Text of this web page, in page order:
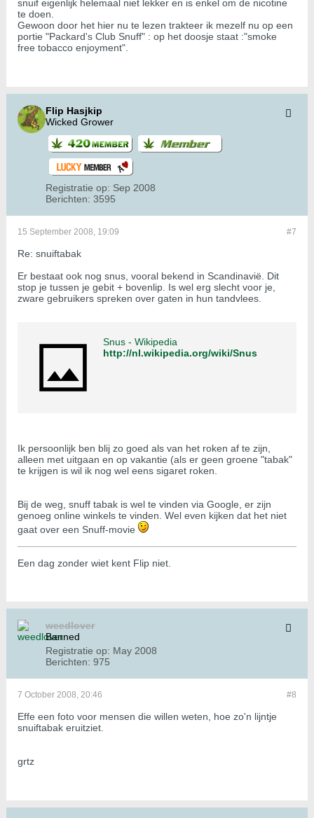
snuif eigenlijk helemaal niet lekker en is enkel om de nicotine
te doen.
Gewoon door het hier nu te lezen trakteer ik mezelf nu op een
portie "Packard's Club Snuff" : op het doosje staat :"smoke
free tobacco enjoyment".
Flip Hasjkip
Wicked Grower
Registratie op: Sep 2008
Berichten: 3595
#7
15 September 2008, 19:09
Re: snuiftabak
Er bestaat ook nog snus, vooral bekend in Scandinavië. Dit
stop je tussen je gebit + bovenlip. Is wel erg slecht voor je,
zware gebruikers spreken over gaten in hun tandvlees.
Snus - Wikipedia
http://nl.wikipedia.org/wiki/Snus
Ik persoonlijk ben blij zo goed als van het roken af te zijn,
alleen met uitgaan en op vakantie (als er geen groene "tabak"
te krijgen is wil ik nog wel eens sigaret roken.
Bij de weg, snuff tabak is wel te vinden via Google, er zijn
genoeg online winkels te vinden. Wel even kijken dat het niet
gaat over een Snuff-movie
Een dag zonder wiet kent Flip niet.
weedlover
Banned
Registratie op: May 2008
Berichten: 975
#8
7 October 2008, 20:46
Effe een foto voor mensen die willen weten, hoe zo'n lijntje
snuiftabak eruitziet.
grtz